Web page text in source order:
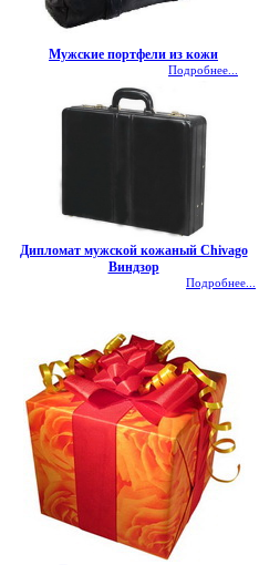
Мужские портфели из кожи
Подробнее...
Дипломат мужской кожаный Chivago
Виндзор
Подробнее...